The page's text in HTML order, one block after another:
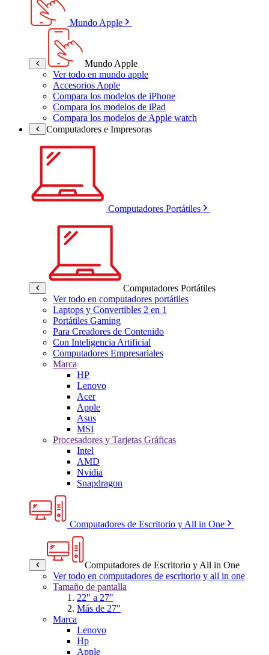
Mundo Apple
Mundo Apple
Ver todo en mundo apple
Accesorios Apple
Compara los modelos de iPhone
Compara los modelos de iPad
Compara los modelos de Apple watch
Computadores e Impresoras
Computadores Portátiles
Computadores Portátiles
Ver todo en computadores portátiles
Laptops y Convertibles 2 en 1
Portátiles Gaming
Para Creadores de Contenido
Con Inteligencia Artificial
Computadores Empresariales
Marca
HP
Lenovo
Acer
Apple
Asus
MSI
Procesadores y Tarjetas Gráficas
Intel
AMD
Nvidia
Snapdragon
Computadores de Escritorio y All in One
Computadores de Escritorio y All in One
Ver todo en computadores de escritorio y all in one
Tamaño de pantalla
22" a 27"
Más de 27"
Marca
Lenovo
Hp
Apple